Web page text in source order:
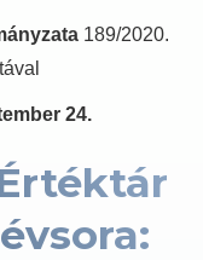
189/2020.
24.